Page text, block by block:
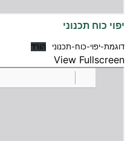
יפוי כוח תכנוני
דוגמת-יפוי-כוח-תכנוני הורד
View Fullscreen